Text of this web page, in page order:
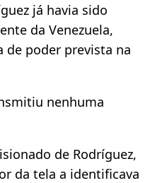
já havia sido
da Venezuela,
de poder prevista na
nenhuma
de Rodríguez,
da tela a identificava